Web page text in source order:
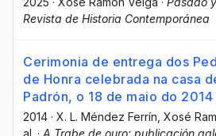
Revista de Historia Contemporánea
Cerimonia de entrega dos
de Honra celebrada na casa
Padrón, o 18 de maio do 2014
2014 · X. L. Méndez Ferrín , Xosé